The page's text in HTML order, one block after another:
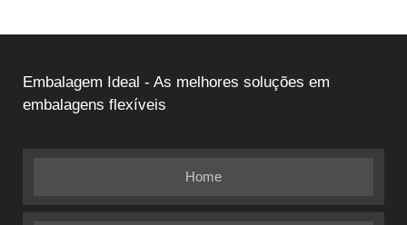
Embalagem Ideal - As melhores soluções em
embalagens flexíveis
Home